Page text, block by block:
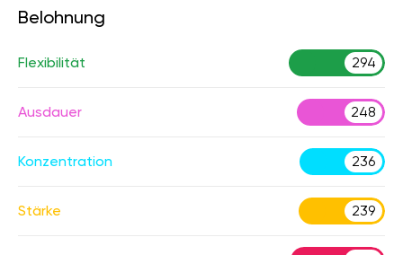
Belohnung
Flexibilität 294
Ausdauer 248
Konzentration 236
Stärke 239